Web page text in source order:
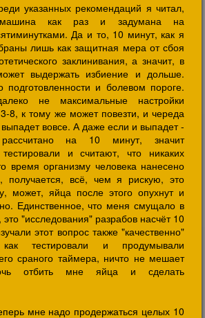
указанных рекомендаций я читал,
как раз и задумана на
Да и то, 10 минут, как я
лишь как защитная мера от сбоя
заклинивания, а значит, в
выдержать избиение и дольше.
и болевом пороге.
не максимальные настройки
8, к тому же может повезти, и череда
вовсе. А даже если и выпадет -
рассчитано на 10 минут, значит
тестировали и считают, что никаких
время организму человека нанесено
получается, всё, чем я рискую, это
может, яйца после этого опухнут и
Единственное, что меня смущало в
"исследования" разрабов насчёт 10
этот вопрос также "качественно"
тестировали и продумывали
сраного таймера, ничто не мешает
отбить мне яйца и сделать
мне надо продержаться целых 10